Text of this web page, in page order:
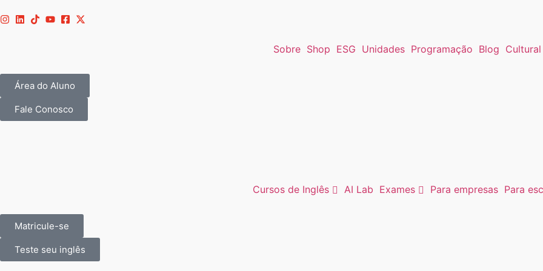
Sobre Shop ESG Unidades Programação Blog Cultural
Área do Aluno
Fale Conosco
Cursos de Inglês AI Lab Exames Para empresas Para
Matricule-se
Teste seu inglês